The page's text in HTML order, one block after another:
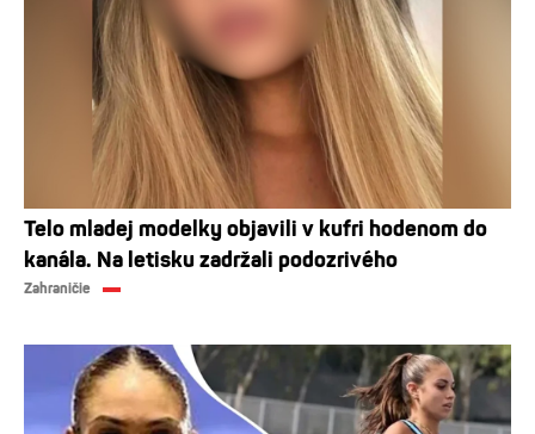
Telo mladej modelky objavili v kufri hodenom do
kanála. Na letisku zadržali podozrivého
Zahraničie